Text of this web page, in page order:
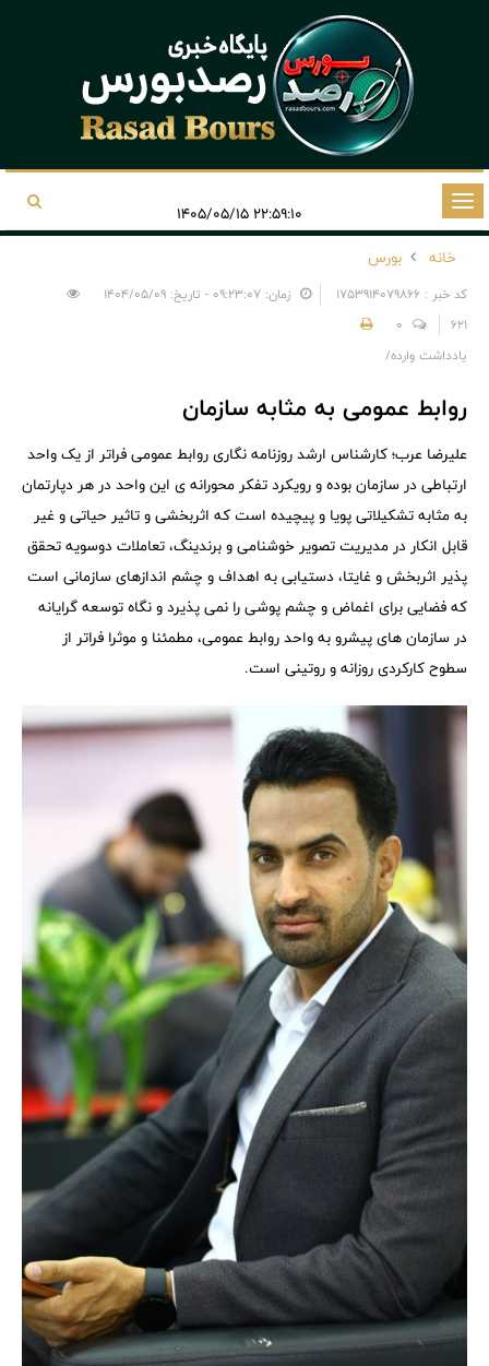
تغییر
وضعیت
ناوبری
خانه
بورس
کد خبر : 1753914079866
زمان: ۰۹:۲۳:۰۷ - تاریخ: ۱۴۰۴/۰۵/۰۹
621
0
یادداشت وارده/
روابط عمومی به مثابه سازمان
علیرضا عرب؛ کارشناس ارشد روزنامه نگاری روابط عمومی فراتر از یک واحد
ارتباطی در سازمان بوده و رویکرد تفکر محورانه ی این واحد در هر دپارتمان
به مثابه تشکیلاتی پویا و پیچیده است که اثربخشی و تاثیر حیاتی و غیر
قابل انکار در مدیریت تصویر خوشنامی و برندینگ، تعاملات دوسویه تحقق
پذیر اثربخش و غایتا، دستیابی به اهداف و چشم اندازهای سازمانی است
که فضایی برای اغماض و چشم پوشی را نمی پذیرد و نگاه توسعه گرایانه
در سازمان های پیشرو به واحد روابط عمومی، مطمئنا و موثرا فراتر از
سطوح کارکردی روزانه و روتینی است.